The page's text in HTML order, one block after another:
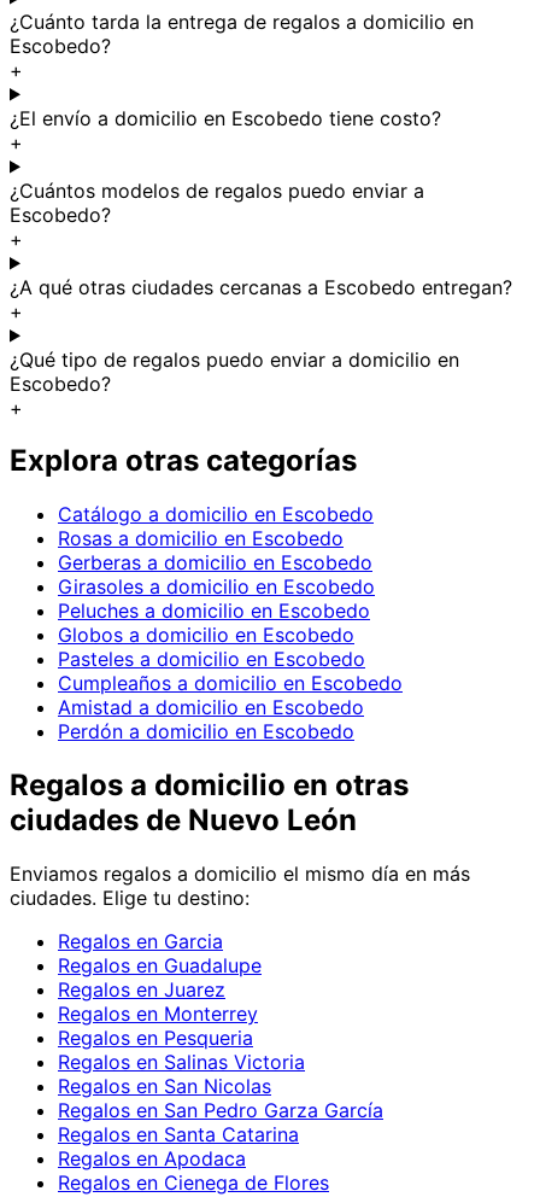
¿Cuánto tarda la entrega de regalos a domicilio en
Escobedo?
+
¿El envío a domicilio en Escobedo tiene costo?
+
¿Cuántos modelos de regalos puedo enviar a
Escobedo?
+
¿A qué otras ciudades cercanas a Escobedo entregan?
+
¿Qué tipo de regalos puedo enviar a domicilio en
Escobedo?
+
Explora otras categorías
Catálogo a domicilio en Escobedo
Rosas a domicilio en Escobedo
Gerberas a domicilio en Escobedo
Girasoles a domicilio en Escobedo
Peluches a domicilio en Escobedo
Globos a domicilio en Escobedo
Pasteles a domicilio en Escobedo
Cumpleaños a domicilio en Escobedo
Amistad a domicilio en Escobedo
Perdón a domicilio en Escobedo
Regalos a domicilio en otras
ciudades de Nuevo León
Enviamos regalos a domicilio el mismo día en más
ciudades. Elige tu destino:
Regalos en Garcia
Regalos en Guadalupe
Regalos en Juarez
Regalos en Monterrey
Regalos en Pesqueria
Regalos en Salinas Victoria
Regalos en San Nicolas
Regalos en San Pedro Garza García
Regalos en Santa Catarina
Regalos en Apodaca
Regalos en Cienega de Flores